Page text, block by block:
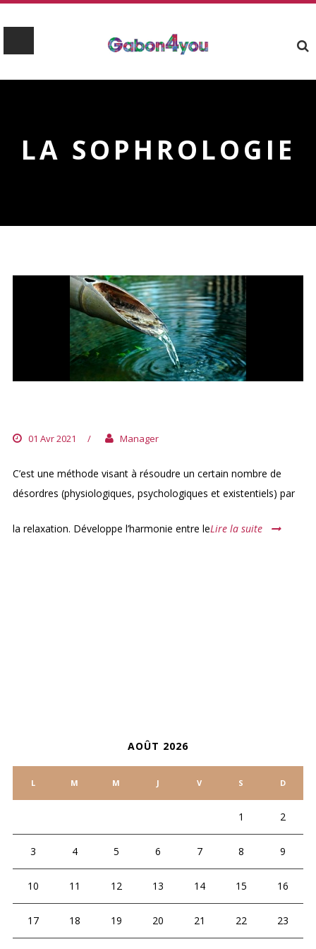
LA SOPHROLOGIE
01 Avr 2021 / Manager
C’est une méthode visant à résoudre un certain nombre de
désordres (physiologiques, psychologiques et existentiels) par
la relaxation. Développe l’harmonie entre leLire la suite
AOÛT 2026
L M M J V S D
1 2
3 4 5 6 7 8 9
10 11 12 13 14 15 16
17 18 19 20 21 22 23